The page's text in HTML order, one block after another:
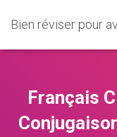
Bien réviser pour
Français